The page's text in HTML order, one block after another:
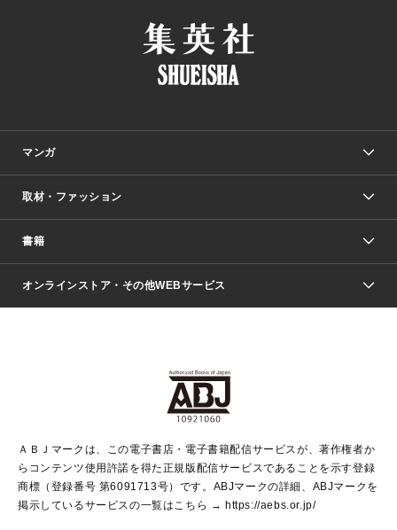
マンガ
少年マンガ
Vジャンプ
ジャンプルーキー！
ジャンプTOON
S-MANGA
週刊ヤングジャンプ
ウルトラジャンプ
少女マンガ
リマコミ＋
マンガMeets
月刊オフィスユー
取材・ファッション
Seventeen
LEE
Marisol
芸能・情報・スポーツ
パラスポ＋！
書籍
文芸・文庫・総合
青春と読書
アジア人物史
集英社新書
集英社新書プラス
よみタイ
ライトノベル・ノベライズ
集英社Webマガジン Cobalt
集英社オレンジ文庫
シフォン文庫
集英社みらい文庫
S-KIDS.LAND
オンラインストア・その他WEBサービス
SHUEISHA MANGA-ART HERITAGE
HAPPY PLUS STORE
shueisha vox
EDITOR'S LAB
ＡＢＪマークは、この電子書店・電子書籍配信サービスが、著作権者か
らコンテンツ使用許諾を得た正規版配信サービスであることを示す登録
商標（登録番号 第6091713号）です。ABJマークの詳細、ABJマークを
掲示しているサービスの一覧はこちら → https://aebs.or.jp/